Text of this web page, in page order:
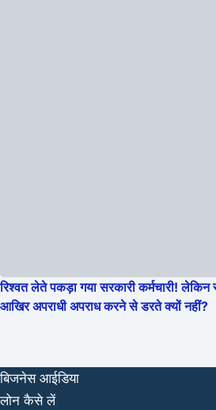
रिश्वत लेते पकड़ा गया सरकारी कर्मचारी!
आखिर अपराधी अपराध करने से डरते क्यों नहीं?
बिजनेस आईडिया
लोन कैसे लें